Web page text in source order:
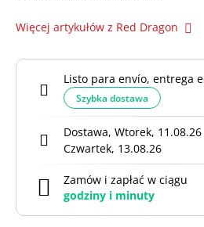
Więcej artykułów z Red Dragon
Listo para envío, entrega
Szybka dostawa
Dostawa, Wtorek, 11.08.26
Czwartek, 13.08.26
Zamów i zapłać w ciągu
godziny i minuty